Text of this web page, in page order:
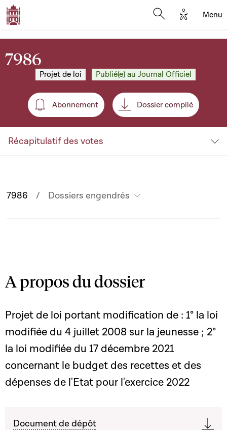
Options
Menu
7986
Projet de loi Publié(e) au Journal Officiel
Abonnement
Abonnement Dossier compilé
Récapitulatif des votes
7986 Dossiers engendrés
A propos du dossier
Projet de loi portant modification de : 1° la loi
modifiée du 4 juillet 2008 sur la jeunesse ; 2°
la loi modifiée du 17 décembre 2021
concernant le budget des recettes et des
dépenses de l'Etat pour l'exercice 2022
Document de dépôt